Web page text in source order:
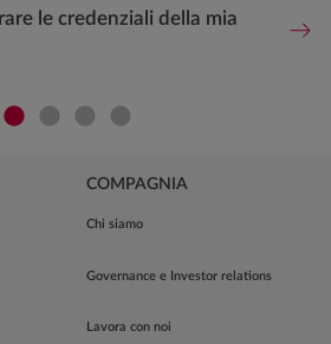
le credenziali della mia
COMPAGNIA
Chi siamo
Governance e Investor relations
Lavora con noi